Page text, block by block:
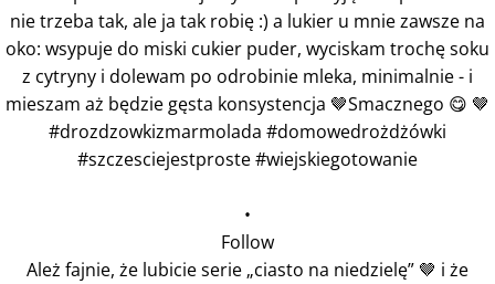
•
Follow
Ależ fajnie, że lubicie serie „ciasto na niedzielę” 🤎 i że